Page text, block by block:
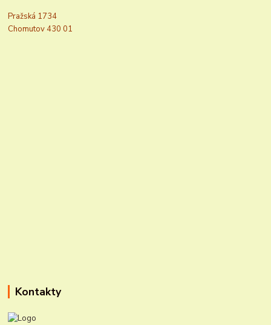
Pražská 1734
Chomutov 430 01
Kontakty